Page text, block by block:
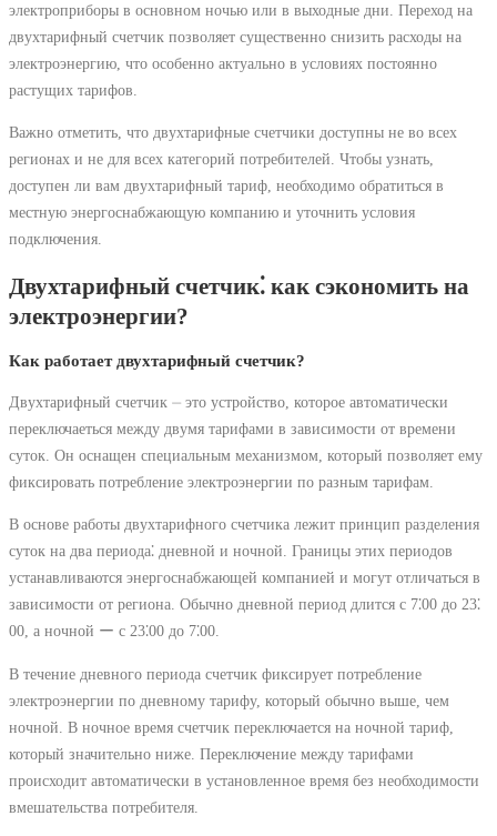
электроприборы в основном ночью или в выходные дни. Переход на
двухтарифный счетчик позволяет существенно снизить расходы на
электроэнергию, что особенно актуально в условиях постоянно
растущих тарифов.
Важно отметить, что двухтарифные счетчики доступны не во всех
регионах и не для всех категорий потребителей. Чтобы узнать,
доступен ли вам двухтарифный тариф, необходимо обратиться в
местную энергоснабжающую компанию и уточнить условия
подключения.
Двухтарифный счетчик⁚ как сэкономить на
электроэнергии?
Как работает двухтарифный счетчик?
Двухтарифный счетчик ⏤ это устройство, которое автоматически
переключаеться между двумя тарифами в зависимости от времени
суток. Он оснащен специальным механизмом, который позволяет ему
фиксировать потребление электроэнергии по разным тарифам.
В основе работы двухтарифного счетчика лежит принцип разделения
суток на два периода⁚ дневной и ночной. Границы этих периодов
устанавливаются энергоснабжающей компанией и могут отличаться в
зависимости от региона. Обычно дневной период длится с 7⁚00 до 23⁚
00, а ночной ー с 23⁚00 до 7⁚00.
В течение дневного периода счетчик фиксирует потребление
электроэнергии по дневному тарифу, который обычно выше, чем
ночной. В ночное время счетчик переключается на ночной тариф,
который значительно ниже. Переключение между тарифами
происходит автоматически в установленное время без необходимости
вмешательства потребителя.